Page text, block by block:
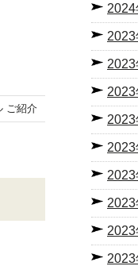
ご紹介
2024
2023
2023
2023
2023
2023
2023
2023
2023
2023